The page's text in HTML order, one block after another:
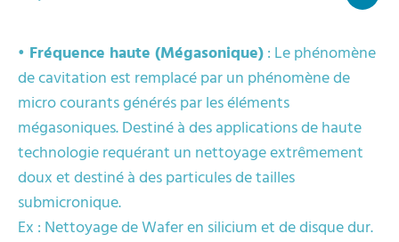
• Fréquence haute (Mégasonique): Le phénomène
de cavitation est remplacé par un phénomène de
micro courants générés par les éléments
mégasoniques. Destiné à des applications de haute
technologie requérant un nettoyage extrêmement
doux et destiné à des particules de tailles
submicronique.
Ex : Nettoyage de Wafer en silicium et de disque dur.